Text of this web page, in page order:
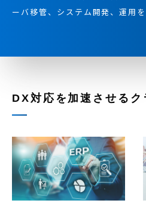
ーバ移管、システム開発、運用を
DX対応を加速させるク